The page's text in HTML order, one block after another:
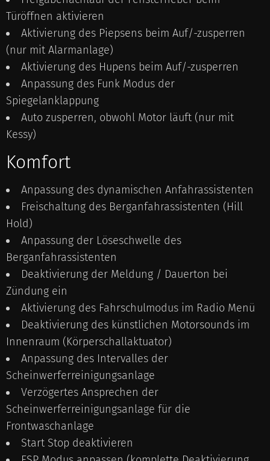
Türöffnen aktivieren
Aktivierung des Piepsens beim Auf/-zusperren
(nur mit Alarmanlage)
Aktivierung des Hupens beim Auf/-zusperren
Anpassung des Funk Modus der
Spiegelanklappung
Auto zusperren, obwohl Motor läuft (nur mit
Kessy)
Komfort
Anpassung des dynamischen Anfahrassistenten
Freischaltung des Berganfahrassistenten (Hill
Hold)
Anpassung der Löseschwelle des
Berganfahrassistenten
Deaktivierung der Meldung / Dauerton bei
Zündung ein
Aktivierung des Fahrschulmodus im Radio Menü
Deaktivierung des künstlichen Motorsounds im
Innenraum (Körperschallaktuator)
Anpassung des Intervalles der
Scheinwerferreinigungsanlage
Verzögertes Ansprechen der
Scheinwerferreinigungsanlage für die
Frontwaschanlage
Start Stop deaktivieren